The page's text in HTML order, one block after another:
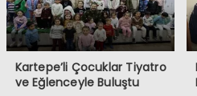
Kartepe’li Çocuklar Tiyatro
ve Eğlenceyle Buluştu